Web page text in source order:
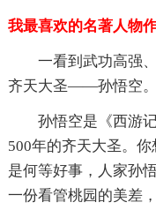
我最喜欢的名著人物
一看到武功高强
齐天大圣——孙悟空。
孙悟空是《西游
500年的齐天大圣。
是何等好事，人家孙
一份看管桃园的美差